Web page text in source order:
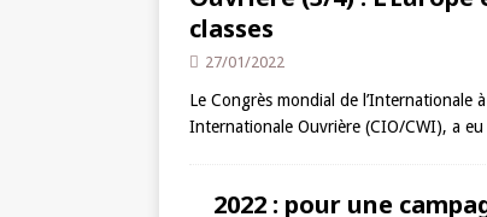
classes
27/01/2022
Le Congrès mondial de l’Internationale
Internationale Ouvrière (CIO/CWI), a
2022 : pour une